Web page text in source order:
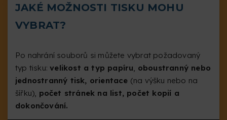
JAKÉ MOŽNOSTI TISKU MOHU
VYBRAT?
Po nahrání souborů si můžete vybrat požadovaný
typ tisku:velikost a typ papíru, oboustranný nebo
jednostranný tisk, orientace (na výšku nebo na
šířku), počet stránek na list, počet kopií a
dokončování.